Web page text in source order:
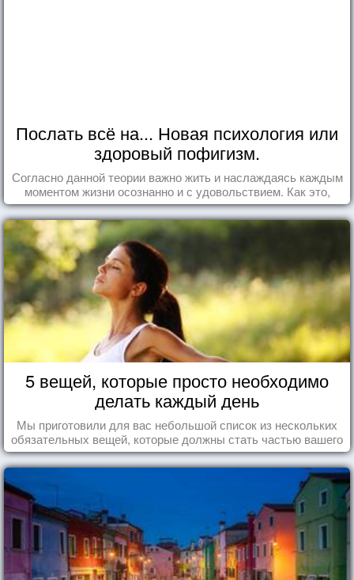
Послать всё на... Новая психология или
здоровый пофигизм.
Согласно данной теории важно жить и наслаждаясь каждым
моментом жизни осознанно и с удовольствием. Как это,
попробуем разобраться на реальных примерах.
5 вещей, которые просто необходимо
делать каждый день
Мы приготовили для вас небольшой список из нескольких
обязательных вещей, которые должны стать частью вашего
дня.